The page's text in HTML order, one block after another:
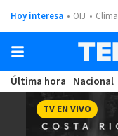
Hoy interesa OIJ Clima
Última hora Nacional
TV EN VIVO